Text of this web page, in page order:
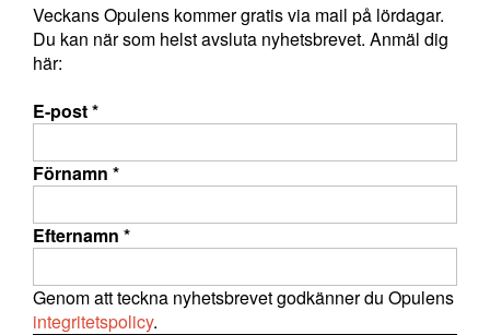
Veckans Opulens kommer gratis via mail på lördagar.
Du kan när som helst avsluta nyhetsbrevet. Anmäl dig
här:
E-post*
Förnamn *
Efternamn *
Genom att teckna nyhetsbrevet godkänner du Opulens
integritetspolicy.